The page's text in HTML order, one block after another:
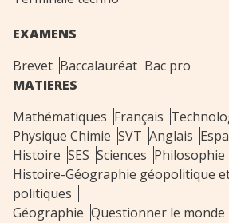
EXAMENS
Brevet Baccalauréat Bac pro
MATIERES
Mathématiques Français
Physique Chimie SVT Anglais
Histoire SES Sciences Philosophie
Histoire-Géographie géopolitique
politiques
Géographie Questionner le monde